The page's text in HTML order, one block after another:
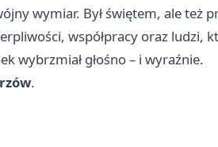
wymiar. Był świętem, ale też
współpracy oraz ludzi,
wybrzmiał głośno – i wyraźnie.
.